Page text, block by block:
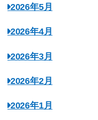
2026年5月
2026年4月
2026年3月
2026年2月
2026年1月